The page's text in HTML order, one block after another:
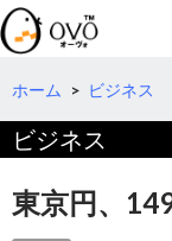
検
索
コ
テ
へ
移
動
ホーム > ビジネス
ビジネス
東京円、